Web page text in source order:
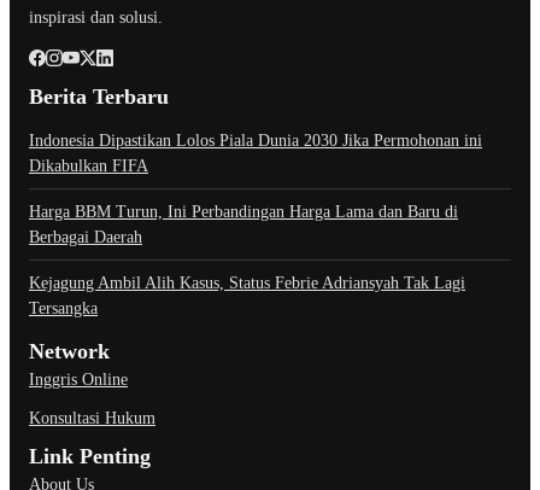
inspirasi dan solusi.
Berita Terbaru
Indonesia Dipastikan Lolos Piala Dunia 2030 Jika Permohonan ini
Dikabulkan FIFA
Harga BBM Turun, Ini Perbandingan Harga Lama dan Baru di
Berbagai Daerah
Kejagung Ambil Alih Kasus, Status Febrie Adriansyah Tak Lagi
Tersangka
Network
Inggris Online
Konsultasi Hukum
Link Penting
About Us